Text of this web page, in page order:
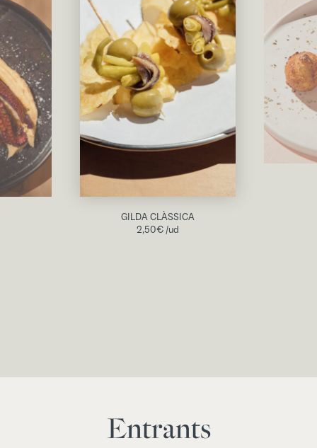
GILDA CLÀSSICA
2,50€/ud
Entrants